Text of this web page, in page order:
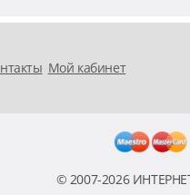
Мой кабинет
© 2007-2026